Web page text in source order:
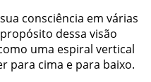
consciência em várias
dessa visão
uma espiral vertical
para cima e para baixo.